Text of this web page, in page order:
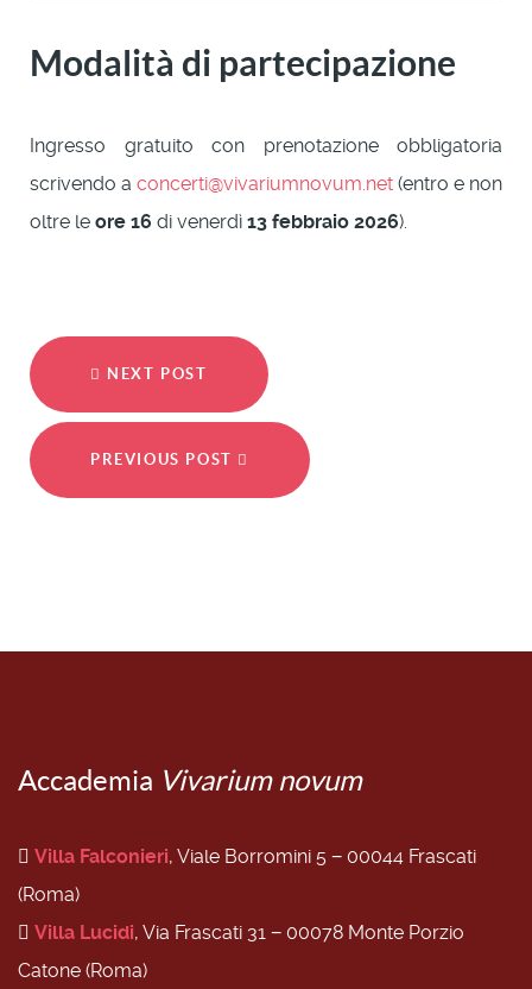
Modalità di partecipazione
Ingresso gratuito con prenotazione obbligatoria
scrivendo a concerti@vivariumnovum.net (entro e non
oltre le ore 16 di venerdì 13 febbraio 2026).
NEXT POST
PREVIOUS POST
Accademia Vivarium novum
Villa Falconieri, Viale Borromini 5 − 00044 Frascati
(Roma)
Villa Lucidi, Via Frascati 31 − 00078 Monte Porzio
Catone (Roma)